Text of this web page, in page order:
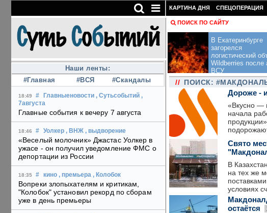
Наши ленты:
#Главная
#ВСЯ #Скандалы
18:49 # Главныеновости , Сутьсобытий ,
7августа
Главные события к вечеру 7 августа
18:46 # Уолкер , ВНЖ , выдворение
«Веселый молочник» Джастас Уолкер в
ужасе - он получил уведомление ФМС о
депортации из России
18:35 # кино , премьера , Колобок
Вопреки злопыхателям и критикам,
"Колобок" установил рекорд по сборам
уже в день премьеры
КАРТИНА ДНЯ СПЕЦОПЕРАЦИЯ
ПОИСК ПО САЙТУ
В Екатеринбурге
загорелся
логистический
Wildberries после
ВСУ
// ПОИСК:
Дороже -
«Вкусно —
начала
Свято
В
на тех же
условиях
остаётся